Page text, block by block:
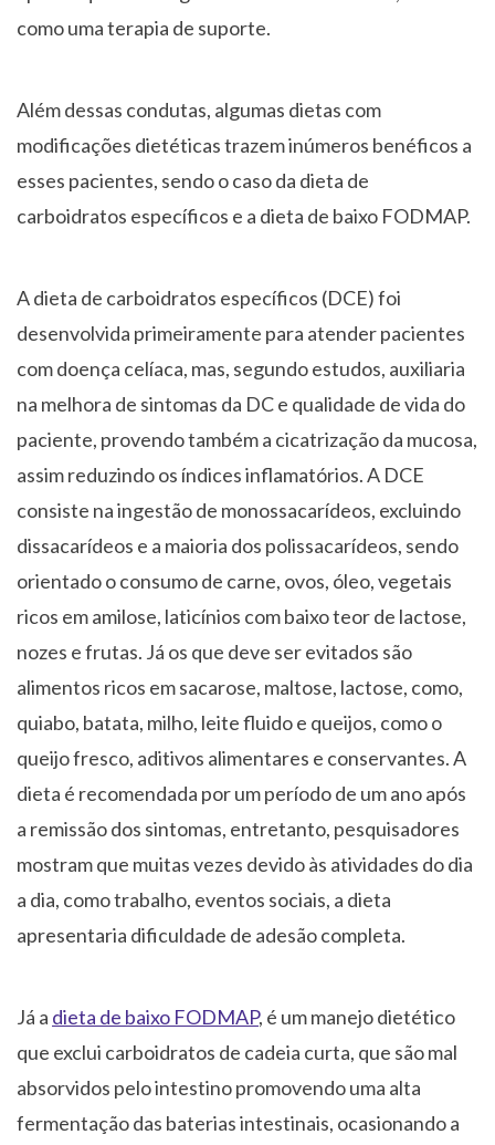
como uma terapia de suporte.
Além dessas condutas, algumas dietas com
modificações dietéticas trazem inúmeros benéficos a
esses pacientes, sendo o caso da dieta de
carboidratos específicos e a dieta de baixo FODMAP.
A dieta de carboidratos específicos (DCE) foi
desenvolvida primeiramente para atender pacientes
com doença celíaca, mas, segundo estudos, auxiliaria
na melhora de sintomas da DC e qualidade de vida do
paciente, provendo também a cicatrização da mucosa,
assim reduzindo os índices inflamatórios. A DCE
consiste na ingestão de monossacarídeos, excluindo
dissacarídeos e a maioria dos polissacarídeos, sendo
orientado o consumo de carne, ovos, óleo, vegetais
ricos em amilose, laticínios com baixo teor de lactose,
nozes e frutas. Já os que deve ser evitados são
alimentos ricos em sacarose, maltose, lactose, como,
quiabo, batata, milho, leite fluido e queijos, como o
queijo fresco, aditivos alimentares e conservantes. A
dieta é recomendada por um período de um ano após
a remissão dos sintomas, entretanto, pesquisadores
mostram que muitas vezes devido às atividades do dia
a dia, como trabalho, eventos sociais, a dieta
apresentaria dificuldade de adesão completa.
Já a dieta de baixo FODMAP, é um manejo dietético
que exclui carboidratos de cadeia curta, que são mal
absorvidos pelo intestino promovendo uma alta
fermentação das baterias intestinais, ocasionando a